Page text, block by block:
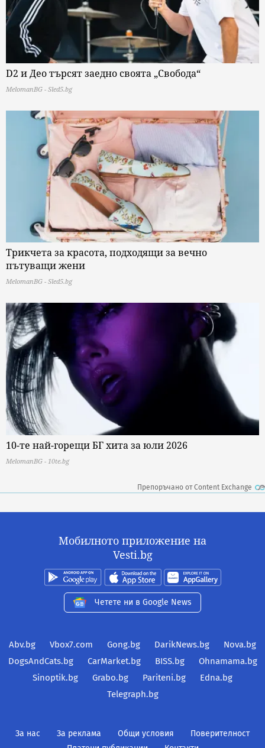
D2 и Део търсят заедно своята „Свобода“
MelomanBG - Sled5.bg
Трикчета за красота, подходящи за вечно
пътуващи жени
MelomanBG - Sled5.bg
10-те най-горещи БГ хита за юли 2026
MelomanBG - 10te.bg
Препоръчано от Content Exchange
Мобилното приложение на
Vesti.bg
Четете ни в Google News
Abv.bg Vbox7.com Gong.bg DarikNews.bg
Nova.bg
DogsAndCats.bg
CarMarket.bg BISS.bg
Ohnamama.bg
Sinoptik.bg
Grabo.bg Pariteni.bg
Edna.bg
Telegraph.bg
За нас За реклама Общи условия
Поверителност